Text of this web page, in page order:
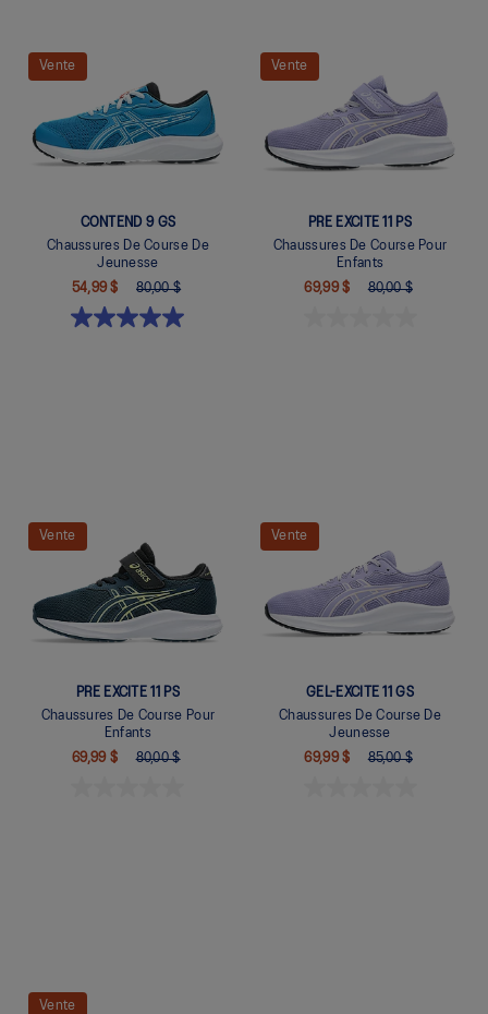
Quickview Quickview
Vente
CONTEND 9 GS
Chaussures De Course De
Jeunesse
54,99 $
80,00 $
Quickview
Vente
PRE EXCITE 11 PS
Chaussures De Course Pour
Enfants
69,99 $
80,00 $
Quickview
Vente
PRE EXCITE 11 PS
Chaussures De Course Pour
Enfants
69,99 $
80,00 $
Quickview
Vente
GEL-EXCITE 11 GS
Chaussures De Course De
Jeunesse
69,99 $
85,00 $
Vente